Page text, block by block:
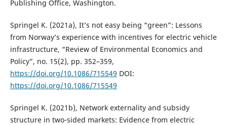
Publishing Office, Washington.
Springel K. (2021a), It’s not easy being “green”: Lessons
from Norway’s experience with incentives for electric vehicle
infrastructure, “Review of Environmental Economics and
Policy”, no. 15(2), pp. 352–359,
https://doi.org/10.1086/715549 DOI:
https://doi.org/10.1086/715549
Springel K. (2021b), Network externality and subsidy
structure in two-sided markets: Evidence from electric